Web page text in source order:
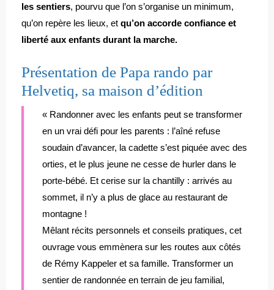
les sentiers, pourvu que l’on s’organise un minimum,
qu’on repère les lieux, et qu’on accorde confiance et
liberté aux enfants durant la marche.
Présentation de Papa rando par
Helvetiq, sa maison d’édition
« Randonner avec les enfants peut se transformer
en un vrai défi pour les parents : l’aîné refuse
soudain d’avancer, la cadette s’est piquée avec des
orties, et le plus jeune ne cesse de hurler dans le
porte-bébé. Et cerise sur la chantilly : arrivés au
sommet, il n’y a plus de glace au restaurant de
montagne !
Mêlant récits personnels et conseils pratiques, cet
ouvrage vous emmènera sur les routes aux côtés
de Rémy Kappeler et sa famille. Transformer un
sentier de randonnée en terrain de jeu familial,